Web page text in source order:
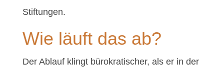
Stiftungen.
Wie läuft das ab?
Der Ablauf klingt bürokratischer, als er in der